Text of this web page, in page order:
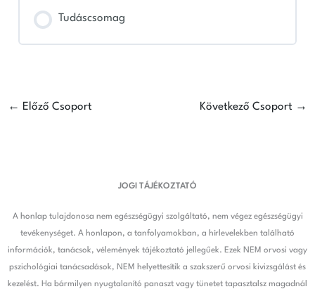
Tudáscsomag
← Előző Csoport Következő Csoport →
JOGI TÁJÉKOZTATÓ
A honlap tulajdonosa nem egészségügyi szolgáltató, nem végez egészségügyi
tevékenységet. A honlapon, a tanfolyamokban, a hírlevelekben található
információk, tanácsok, vélemények tájékoztató jellegűek. Ezek NEM orvosi vagy
pszichológiai tanácsadások, NEM helyettesítik a szakszerű orvosi kivizsgálást és
kezelést. Ha bármilyen nyugtalanító panaszt vagy tünetet tapasztalsz magadnál